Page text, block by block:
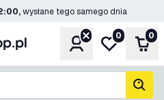
wysłane tego samego dnia
KontoMoja lista
0 0